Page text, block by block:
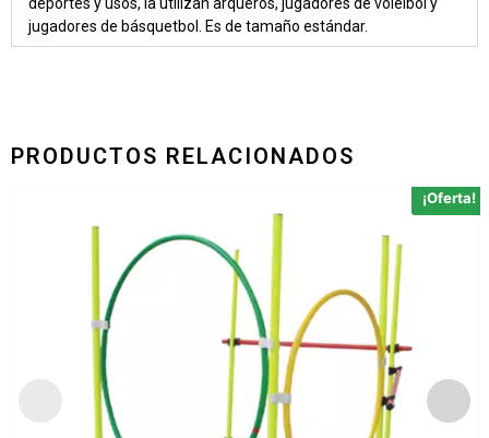
jugadores de básquetbol. Es de tamaño estándar.
PRODUCTOS RELACIONADOS
¡Oferta!